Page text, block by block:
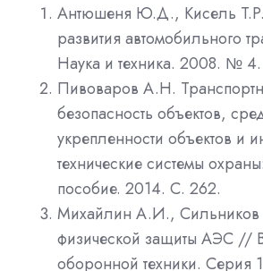
Антюшеня Ю.Д., Кисель
развития автомобильного
Наука и техника. 2008. №
Пивоваров А.Н.
безопасность объектов,
укрепленности объектов и
технические системы
пособие. 2014. С. 262.
Михайлин А.И., Сильников
физической защиты АЭС //
оборонной техники. Серия